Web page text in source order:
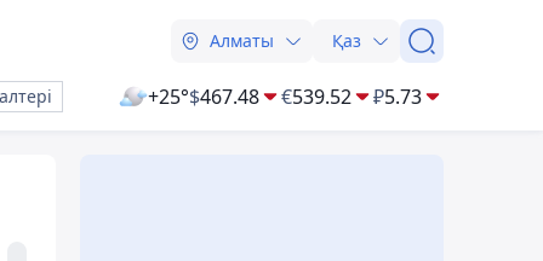
Алматы Қаз
+25°$467.48 €539.52 ₽5.73